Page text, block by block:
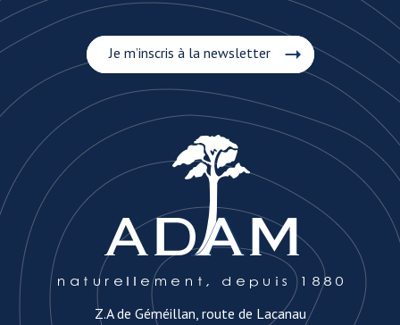
Je m’inscris à la newsletter
Z.A de Géméillan, route de Lacanau